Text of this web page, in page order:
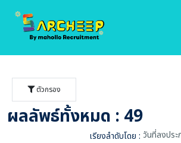
ตัวกรอง
ผลลัพธ์ทั้งหมด : 49
เรียงลำดับโดย :